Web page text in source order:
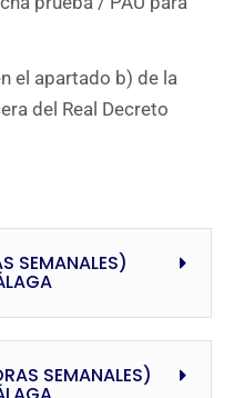
el apartado b) de la
del Real Decreto
SEMANALES)
SEMANALES)